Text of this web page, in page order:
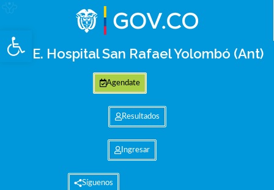
Abrir barra de herramientas
E.S.E. Hospital San Rafael Yolombó (Ant)
Agendate
Resultados
Ingresar
Síguenos